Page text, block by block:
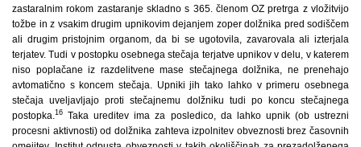
zastaralnim rokom zastaranje skladno s 365. členom OZ pretrga z vložitvijo
tožbe in z vsakim drugim upnikovim dejanjem zoper dolžnika pred sodiščem
ali drugim pristojnim organom, da bi se ugotovila, zavarovala ali izterjala
terjatev. Tudi v postopku osebnega stečaja terjatve upnikov v delu, v katerem
niso poplačane iz razdelitvene mase stečajnega dolžnika, ne prenehajo
avtomatično s koncem stečaja. Upniki jih tako lahko v primeru osebnega
stečaja uveljavljajo proti stečajnemu dolžniku tudi po koncu stečajnega
postopka. 16 Taka ureditev ima za posledico, da lahko upnik (ob ustrezni
procesni aktivnosti) od dolžnika zahteva izpolnitev obveznosti brez časovnih